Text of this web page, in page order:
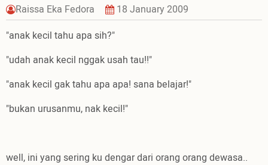
Raissa Eka Fedora
18 January 2009
"anak kecil tahu apa sih?"
"udah anak kecil nggak usah tau!!"
"anak kecil gak tahu apa apa! sana belajar!"
"bukan urusanmu, nak kecil!"
well, ini yang sering ku dengar dari orang orang dewasa..